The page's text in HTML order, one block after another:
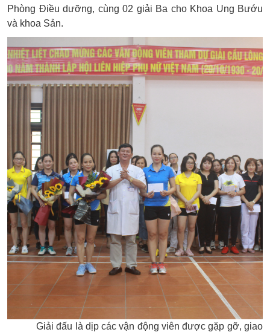
Phòng Điều dưỡng, cùng 02 giải Ba cho Khoa Ung Bướu
và khoa Sản.
Giải đấu là dịp cácvận động viên được gặp gỡ, giao